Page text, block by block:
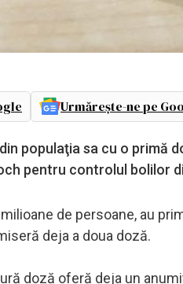
Urmărește-ne pe
populaţia sa cu o
pentru controlul bolilor
milioane de persoane, au
deja a doua doză.
doză oferă deja un